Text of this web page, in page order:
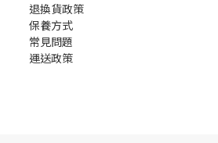
退換貨政策
保養方式
常見問題
運送政策